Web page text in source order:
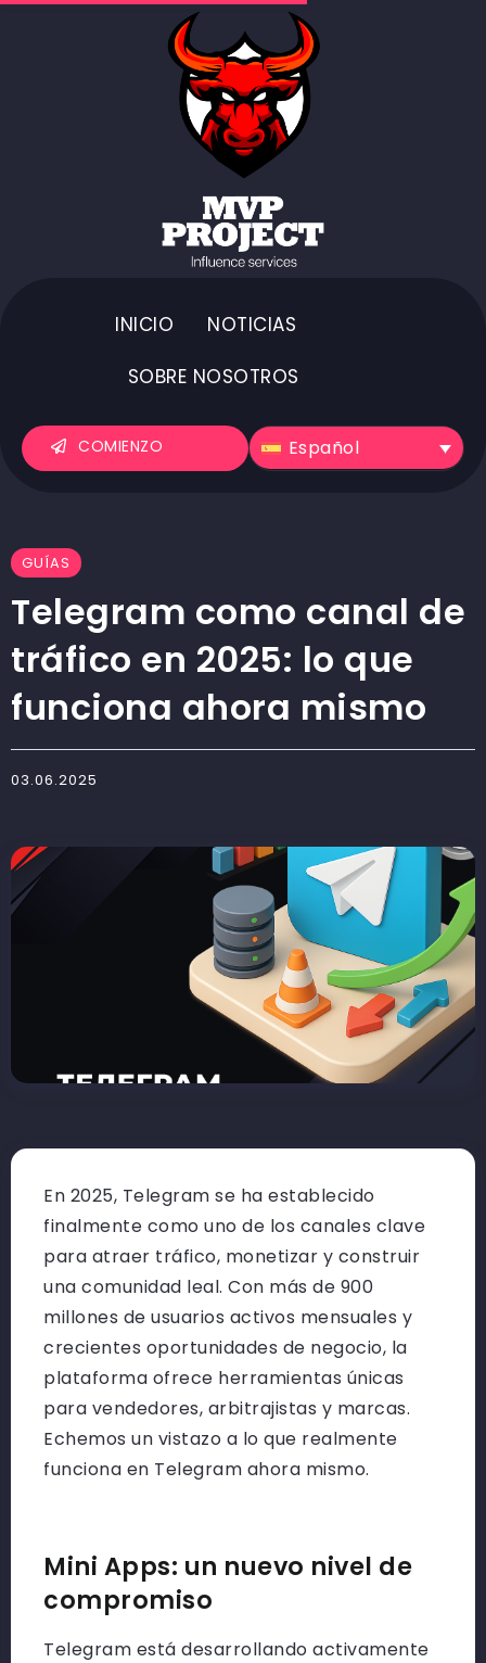
INICIO
NOTICIAS
SOBRE NOSOTROS
COMIENZO Español
GUÍAS
Telegram como canal de
tráfico en 2025: lo que
funciona ahora mismo
03.06.2025
En 2025, Telegram se ha establecido
finalmente como uno de los canales clave
para atraer tráfico, monetizar y construir
una comunidad leal. Con más de 900
millones de usuarios activos mensuales y
crecientes oportunidades de negocio, la
plataforma ofrece herramientas únicas
para vendedores, arbitrajistas y marcas.
Echemos un vistazo a lo que realmente
funciona en Telegram ahora mismo.
Mini Apps: un nuevo nivel de
compromiso
Telegram está desarrollando activamente